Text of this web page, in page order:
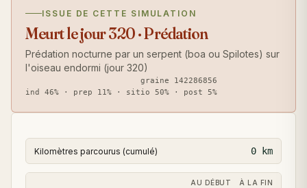
ISSUE DE CETTE SIMULATION
Meurt le jour 320 · Prédation
Prédation nocturne par un serpent (boa ou Spilotes) sur
l'oiseau endormi (jour 320)
graine 142286856
ind 46% · prep 11% · sitio 50% · post 5%
Kilomètres parcourus (cumulé) 0 km
AU DÉBUT À LA FIN